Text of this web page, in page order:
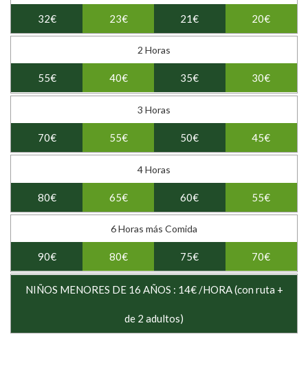
32€ 23€ 21€ 20€
2 Horas
55€ 40€ 35€ 30€
3 Horas
70€ 55€ 50€ 45€
4 Horas
80€ 65€ 60€ 55€
6 Horas más Comida
90€ 80€ 75€ 70€
NIÑOS MENORES DE 16 AÑOS : 14€ /HORA (con ruta +
de 2 adultos)